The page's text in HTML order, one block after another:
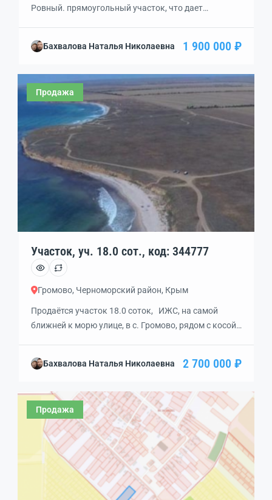
Ровный. прямоугольный участок, что дает
моря.Назначение земли ИЖС, коммуникации
магазин, остановка автобуса.Документы РФ. Торг.
Бахвалова Наталья Николаевна 1 900 000 ₽
Продажа
Участок, уч. 18.0 сот., код: 344777
Громово, Черноморский район, Крым
Продаётся участок 18.0 соток, ИЖС, на самой
ближней к морю улице, в с. Громово, рядом с косой
инвестиция в туристический или гостинечный
Бахвалова Наталья Николаевна 2 700 000 ₽
Продажа